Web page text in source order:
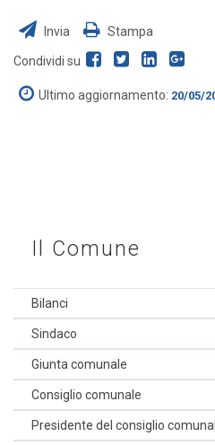
Invia Stampa
Condividi su
Ultimo aggiornamento: 20/05/
Il Comune
Bilanci
Sindaco
Giunta comunale
Consiglio comunale
Presidente del consiglio